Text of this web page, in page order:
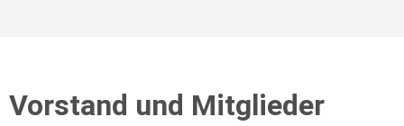
Vorstand und Mitglieder